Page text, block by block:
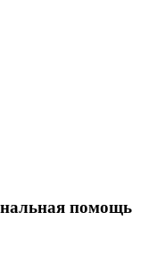
помощь